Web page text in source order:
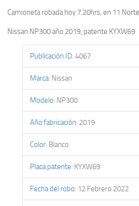
Camioneta robada hoy 7.20hrs, en 11
Nissan NP300 año 2019, patente KYXW69
Publicación ID: 4067
Marca: Nissan
Modelo: NP300
Año fabricación: 2019
Color: Blanco
Placa patente: KYXW69
Fecha del robo: 12 Febrero 2022